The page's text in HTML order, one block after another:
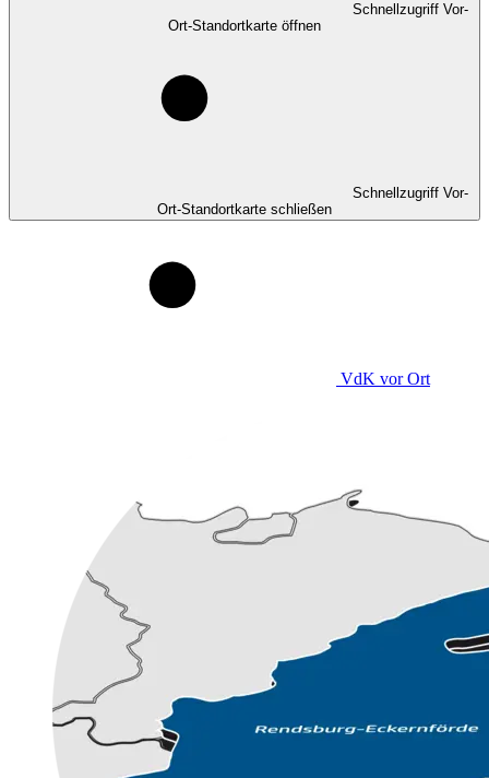
Schnellzugriff Vor-
Ort-Standortkarte öffnen
Schnellzugriff Vor-
Ort-Standortkarte schließen
VdK vor Ort